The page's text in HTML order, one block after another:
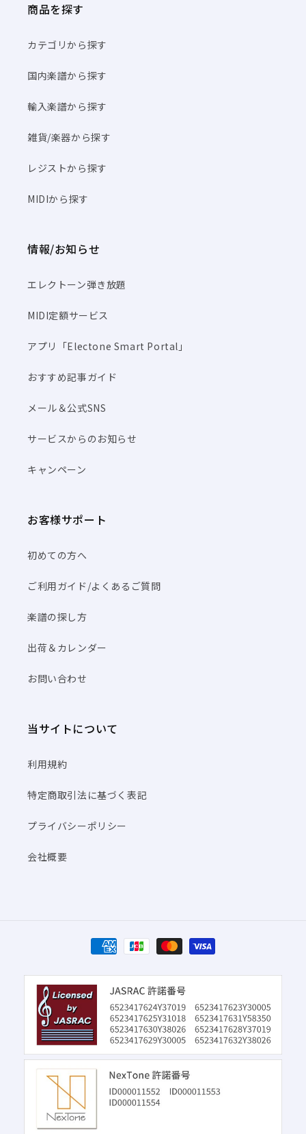
商品を探す
カテゴリから探す
国内楽譜から探す
輸入楽譜から探す
雑貨/楽器から探す
レジストから探す
MIDIから探す
情報/お知らせ
エレクトーン弾き放題
MIDI定額サービス
アプリ「Electone Smart Portal」
おすすめ記事ガイド
メール＆公式SNS
サービスからのお知らせ
キャンペーン
お客様サポート
初めての方へ
ご利用ガイド/よくあるご質問
楽譜の探し方
出荷＆カレンダー
お問い合わせ
当サイトについて
利用規約
特定商取引法に基づく表記
プライバシーポリシー
会社概要
決
済
方
法